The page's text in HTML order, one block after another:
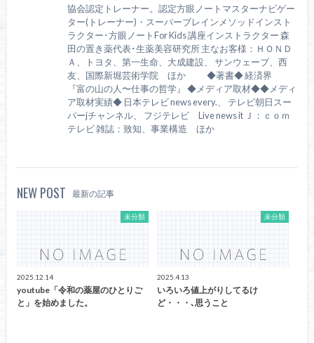
協会認定トレーナー。認定方眼ノートマスターナビゲー
ター(トレーナー)・スーパーブレインメソッドインスト
ラクター･方眼ノートFor Kids 講座インストラクター 森
田の置き薬代表･生薬美容研究所 主なお客様：ＨＯＮＤ
Ａ、トヨタ、第一生命、大成建設、 サンウェーブ、西
友、国際新堀芸術学院 ほか ◆著書◆ 経済界
『富の山の人〜仕事の哲学』 ◆メディア取材◆◆メディ
ア取材実績◆ 日本テレビ news every.、 テレビ朝日スー
パーjチャンネル、 フジテレビ Live news it Ｊ：ｃｏｍ
テレビ 雑誌：致知、事業構造 ほか
NEW POST 最新の記事
未分類
2025.12.14
youtube「令和の薬屋のひとりご
と」を始めました。
未分類
2025.4.13
いろいろ値上がりしてるけ
ど・・・､思うこと